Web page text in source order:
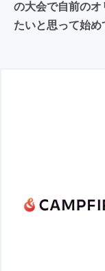
の大会で自前の
たいと思って始め